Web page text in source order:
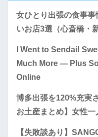
女ひとり出張の食事
いお店3選（心斎橋・
I Went to Sendai!
Much More — Plus
Online
博多出張を120%充実
お土産まとめ】女性一
【失敗談あり】